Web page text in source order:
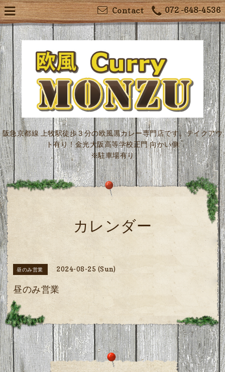
072 -648-4536
Contact
阪急京都線 上牧駅徒歩３分の欧風黒カレー専門店です。テイクアウ
ト有り！金光大阪高等学校正門 向かい側
※駐車場有り
カレンダー
昼のみ営業 2024-08-25 (Sun)
昼のみ営業